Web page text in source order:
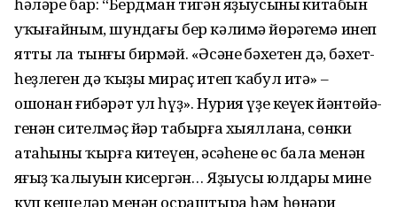
уҡығайным, шундағы бер кәлимә йөрә­гемә инеп
ятты ла тынғы бирмәй. «Әсә­нең бәхетен дә, бәхет­
һеҙлеген дә ҡыҙы мираҫ итеп ҡабул итә» –
ошонан ғибә­рәт ул һүҙ». Нурия үҙе кеүек йәнтөйә­
генән сителмәҫ йәр табырға хыяллана, сөнки
атаһының ҡырға китеүен, әсәһе­нең өс бала менән
яңғыҙ ҡалыуын кисергән… Яҙыусы юлдары мине
күп кешеләр менән осраштыра һәм һөнәри